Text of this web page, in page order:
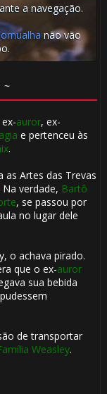
a navegação.
não vão
auror, ex-
e pertenceu às
.
as Artes das Trevas
Na verdade, Bartô
, se passou por
no lugar dele
o achava pirado.
que o ex-auror
sua bebida
de transportar
Weasley.